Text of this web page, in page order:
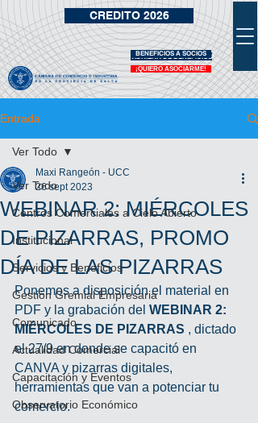
¡QUIERO ASOCIARME!
VIDRIERA DE BENEFICIOS
BENEFICIOS A SOCIOS
CREDITO 2026
Entrada
Ver Todo
Centros Comerciales a Cielo Abierto
Institucional
Servicios y Beneficios
Gestión Gremial Empresaria
Comunicado
Actualidad Comercial
Capacitación y Eventos
Observatorio Económico
Ver Todo
WEBINAR 2: MIÉRCOLES
DE PIZARRAS, PROMO
DÍA DE LAS PIZARRAS
Maxi Rangeón - UCC
26 sept 2023
Ponemos a disposición el material en
PDF y la grabación del WEBINAR 2:
MIÉRCOLES DE PIZARRAS , dictado
el 27/9 en donde se capacitó en
CANVA y pizarras digitales,
herramientas que van a potenciar tu
comercio.